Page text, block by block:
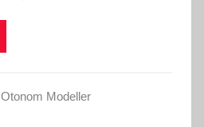
Otonom Modeller